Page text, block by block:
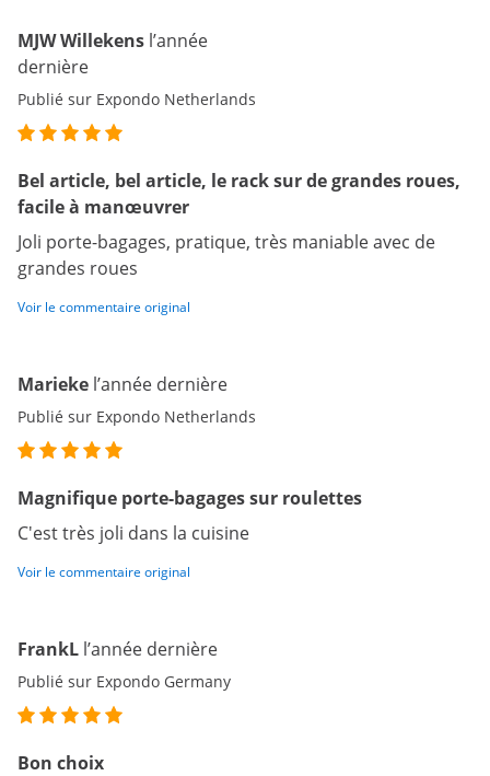
MJW Willekens l’année
dernière
Publié sur Expondo Netherlands
Bel article, bel article, le rack sur de grandes roues,
facile à manœuvrer
Joli porte-bagages, pratique, très maniable avec de
grandes roues
Voir le commentaire original
Marieke l’année dernière
Publié sur Expondo Netherlands
Magnifique porte-bagages sur roulettes
C'est très joli dans la cuisine
Voir le commentaire original
FrankL l’année dernière
Publié sur Expondo Germany
Bon choix